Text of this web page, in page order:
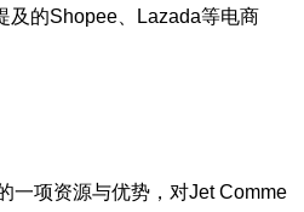
及的Shopee、Lazada等电商
一项资源与优势，对Jet Comme